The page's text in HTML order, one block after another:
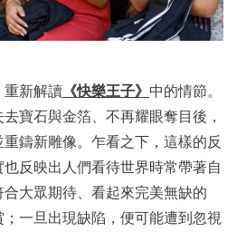
重新解讀 《快樂王子》 中的情節。
寶石與金箔、不再耀眼奪目後，
鑄新雕像。乍看之下，這樣的反
反映出人們看待世界時常帶著自
大眾期待、看起來完美無缺的
一旦出現缺陷，便可能遭到忽視